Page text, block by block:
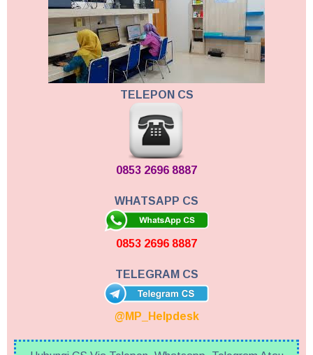
TELEPON CS
0853 2696 8887
WHATSAPP CS
0853 2696 8887
TELEGRAM CS
@MP_Helpdesk